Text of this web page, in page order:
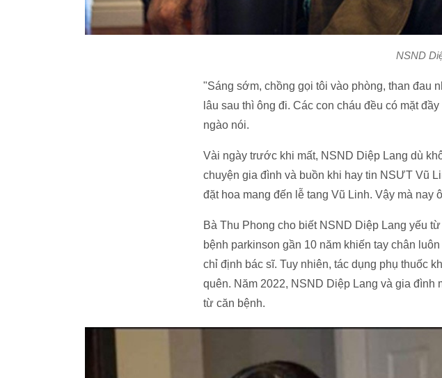
NSND
"Sáng sớm, chồng gọi tôi vào phòng, than đau
lâu sau thì ông đi. Các con cháu đều có mặt
ngào nói.
Vài ngày trước khi mất, NSND Diệp Lang dù
chuyện gia đình và buồn khi hay tin NSƯT Vũ
đặt hoa mang đến lễ tang Vũ Linh. Vậy mà nay
Bà Thu Phong cho biết NSND Diệp Lang yếu
bệnh parkinson gần 10 năm khiến tay chân
chỉ định bác sĩ. Tuy nhiên, tác dụng phụ thuốc
quên. Năm 2022, NSND Diệp Lang và gia
từ căn bệnh.